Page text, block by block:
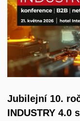
Jubilejní 10.
INDUSTRY 4.0